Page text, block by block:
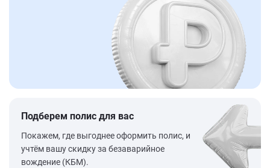
Подберем полис для вас
Покажем, где выгоднее оформить полис, и
учтём вашу скидку за безаварийное
вождение (КБМ).